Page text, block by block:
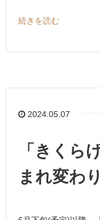
続きを読む
2024.05.07
「きくら
まれ変わ